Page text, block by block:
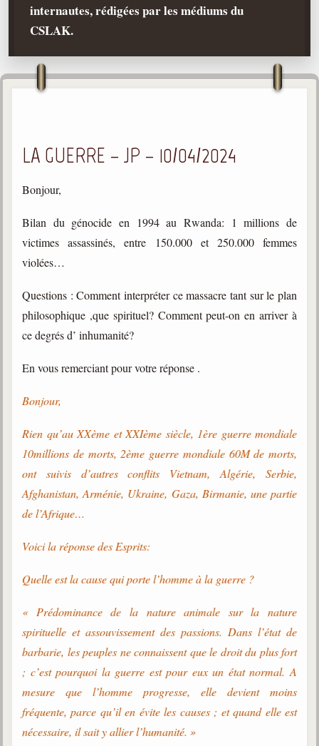
Qu'est-ce que c'est ?
Les bases du spiritisme
Historique
Philosophie
Esprits
Médiums
Les fondateurs
Allan Kardec
Léon Denis
1846-1927
Gabriel Delanne
1927-2025
Bibliothèque
Ouvrages
Newsletters
trimestrielles
Sujets du mois
Citations
Maximes
internautes, rédigées par les médiums du
CSLAK.
LA GUERRE – JP – 10/04/2024
Bonjour,
Bilan du génocide en 1994 au Rwanda: 1 millions de
victimes assassinés, entre 150.000 et 250.000 femmes
violées…
Questions : Comment interpréter ce massacre tant sur le plan
philosophique ,que spirituel? Comment peut-on en arriver à
ce degrés d’ inhumanité?
En vous remerciant pour votre réponse .
Bonjour,
Rien qu’au XXème et XXIème siècle, 1ère guerre mondiale
10millions de morts, 2ème guerre mondiale 60M de morts,
ont suivis d’autres conflits Vietnam, Algérie, Serbie,
Afghanistan, Arménie, Ukraine, Gaza, Birmanie, une partie
de l’Afrique…
Voici la réponse des Esprits:
Quelle est la cause qui porte l’homme à la guerre ?
« Prédominance de la nature animale sur la nature
spirituelle et assouvissement des passions. Dans l’état de
barbarie, les peuples ne connaissent que le droit du plus fort
; c’est pourquoi la guerre est pour eux un état normal. A
mesure que l’homme progresse, elle devient moins
fréquente, parce qu’il en évite les causes ; et quand elle est
nécessaire, il sait y allier l’humanité. »